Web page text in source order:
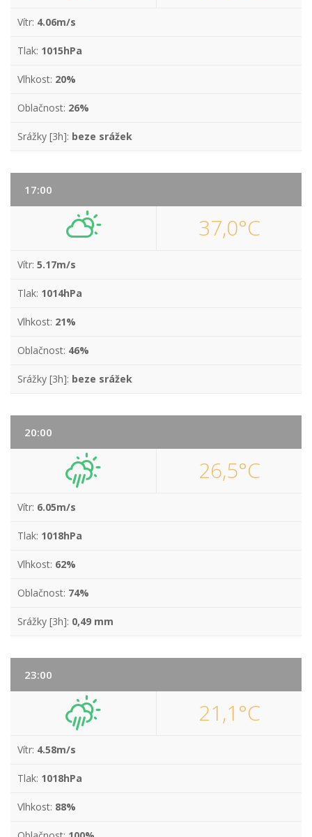
Vítr: 4.06m/s
Tlak: 1015hPa
Vlhkost: 20%
Oblačnost: 26%
Srážky [3h]: beze srážek
17:00
37,0°C
Vítr: 5.17m/s
Tlak: 1014hPa
Vlhkost: 21%
Oblačnost: 46%
Srážky [3h]: beze srážek
20:00
26,5°C
Vítr: 6.05m/s
Tlak: 1018hPa
Vlhkost: 62%
Oblačnost: 74%
Srážky [3h]: 0,49 mm
23:00
21,1°C
Vítr: 4.58m/s
Tlak: 1018hPa
Vlhkost: 88%